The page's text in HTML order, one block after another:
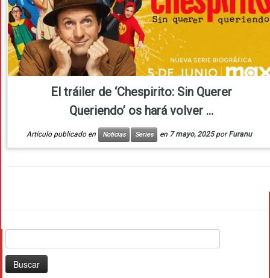
El tráiler de ‘Chespirito: Sin Querer
Queriendo’ os hará volver ...
Artículo publicado en Noticias Series en 7 mayo, 2025 porFuranu